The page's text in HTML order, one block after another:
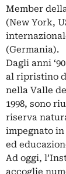
Member
(New York,
(Germania).
Dagli anni
al ripristino
nella Valle
1998, sono
riserva
impegnato
ed
Ad oggi,
accoglie